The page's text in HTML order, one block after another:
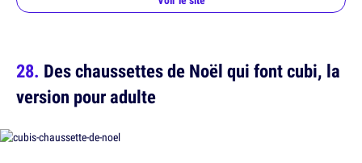
Des chaussettes de Noël qui font cubi, la
version pour adulte